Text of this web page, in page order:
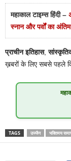
महाकाल टाइम्स हिंदी –
स्नान और पर्वों का अंतिम
प्राचीन इतिहास,
ख़बरों के लिए सबसे पहले
TAGS उज्जैन भक्तिमय